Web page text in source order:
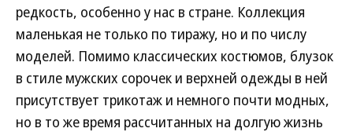
редкость, особенно у нас в стране. Коллекция
маленькая не только по тиражу, но и по числу
моделей. Помимо классических костюмов, блузок
в стиле мужских сорочек и верхней одежды в ней
присутствует трикотаж и немного почти модных,
но в то же время рассчитанных на долгую жизнь